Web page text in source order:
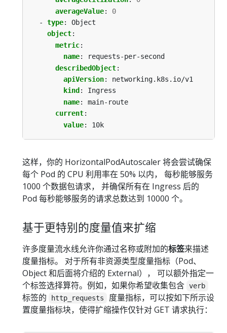
averageValue:
0
- type:
Object
object:
metric:
name:
requests-per-second
describedObject:
apiVersion:
networking.k8s.io/v1
kind :
Ingress
name:
main-route
current:
value: 10k
这样，你的 HorizontalPodAutoscaler 将会尝试确保
每个 Pod 的 CPU 利用率在 50% 以内， 每秒能够服务
1000 个数据包请求， 并确保所有在 Ingress 后的
Pod 每秒能够服务的请求总数达到 10000 个。
基于更特别的度量值来扩缩
许多度量流水线允许你通过名称或附加的标签来描述
度量指标。 对于所有非资源类型度量指标（Pod、
Object 和后面将介绍的 External）， 可以额外指定一
个标签选择算符。例如，如果你希望收集包含 verb
标签的 http_requests
度量指标，可以按如下所示设
置度量指标块，使得扩缩操作仅针对 GET 请求执行：